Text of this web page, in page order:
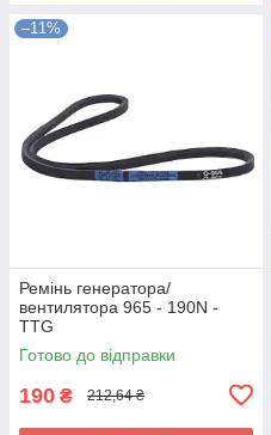
–11%
Ремінь генератора/
вентилятора 965 - 190N -
TTG
Готово до відправки
190 ₴ 212,64 ₴